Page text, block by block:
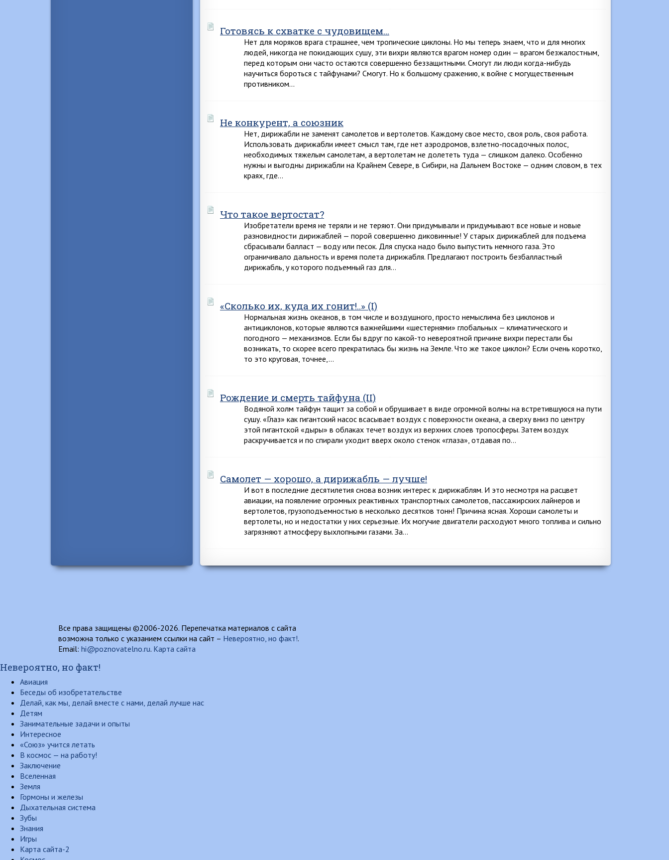
Готовясь к схватке с чудовищем…
Нет для моряков врага страшнее, чем тропические циклоны. Но мы теперь знаем, что и для многих
людей, никогда не покидающих сушу, эти вихри являются врагом номер один — врагом безжалостным,
перед которым они часто остаются совершенно беззащитными. Смогут ли люди когда-нибудь
научиться бороться с тайфунами? Смогут. Но к большому сражению, к войне с могущественным
противником…
Не конкурент, а союзник
Нет, дирижабли не заменят самолетов и вертолетов. Каждому свое место, своя роль, своя работа.
Использовать дирижабли имеет смысл там, где нет аэродромов, взлетно-посадочных полос,
необходимых тяжелым самолетам, а вертолетам не долететь туда — слишком далеко. Особенно
нужны и выгодны дирижабли на Крайнем Севере, в Сибири, на Дальнем Востоке — одним словом, в тех
краях, где…
Что такое вертостат?
Изобретатели время не теряли и не теряют. Они придумывали и придумывают все новые и новые
разновидности дирижаблей — порой совершенно диковинные! У старых дирижаблей для подъема
сбрасывали балласт — воду или песок. Для спуска надо было выпустить немного газа. Это
ограничивало дальность и время полета дирижабля. Предлагают построить безбалластный
дирижабль, у которого подъемный газ для…
«Сколько их, куда их гонит!..» (I)
Нормальная жизнь океанов, в том числе и воздушного, просто немыслима без циклонов и
антициклонов, которые являются важнейшими «шестернями» глобальных — климатического и
погодного — механизмов. Если бы вдруг по какой-то невероятной причине вихри перестали бы
возникать, то скорее всего прекратилась бы жизнь на Земле. Что же такое циклон? Если очень коротко,
то это круговая, точнее,…
Рождение и смерть тайфуна (II)
Водяной холм тайфун тащит за собой и обрушивает в виде огромной волны на встретившуюся на пути
сушу. «Глаз» как гигантский насос всасывает воздух с поверхности океана, а сверху вниз по центру
этой гигантской «дыры» в облаках течет воздух из верхних слоев тропосферы. Затем воздух
раскручивается и по спирали уходит вверх около стенок «глаза», отдавая по…
Самолет — хорошо, а дирижабль — лучше!
И вот в последние десятилетия снова возник интерес к дирижаблям. И это несмотря на расцвет
авиации, на появление огромных реактивных транспортных самолетов, пассажирских лайнеров и
вертолетов, грузоподъемностью в несколько десятков тонн! Причина ясная. Хороши самолеты и
вертолеты, но и недостатки у них серьезные. Их могучие двигатели расходуют много топлива и сильно
загрязняют атмосферу выхлопными газами. За…
Все права защищены ©2006-2026. Перепечатка материалов с сайта
возможна только с указанием ссылки на сайт – Невероятно, но факт!.
Email: hi@poznovatelno.ru. Карта сайта
Невероятно, но факт!
Авиация
Беседы об изобретательстве
Делай, как мы, делай вместе с нами, делай лучше нас
Детям
Занимательные задачи и опыты
Интересное
«Союз» учится летать
В космос — на работу!
Заключение
Вселенная
Земля
Гормоны и железы
Дыхательная система
Зубы
Знания
Игры
Карта сайта-2